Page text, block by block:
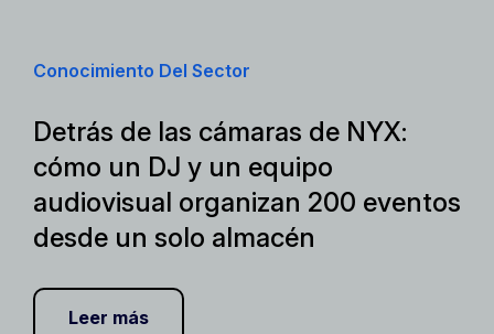
Conocimiento Del Sector
Detrás de las cámaras de NYX:
cómo un DJ y un equipo
audiovisual organizan 200 eventos
desde un solo almacén
Leer más